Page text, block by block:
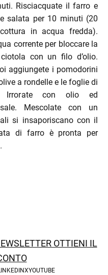
Risciacquate il farro e
salata per 10 minuti (20
in acqua fredda).
corrente per bloccare la
con un filo d’olio.
aggiungete i pomodorini
a rondelle e le foglie di
Irrorate con olio ed
Mescolate con un
si insaporiscano con il
di farro è pronta per
OTTIENI IL
XYOUTUBE